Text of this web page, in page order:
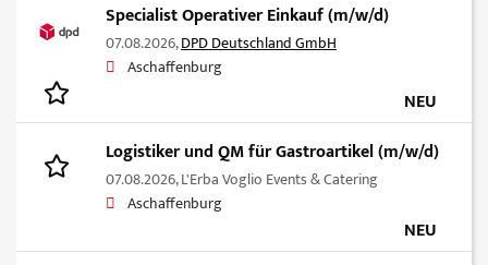
Specialist Operativer Einkauf (m/w/d)
07.08.2026,DPD Deutschland GmbH
Aschaffenburg
NEU
Logistiker und QM für Gastroartikel (m/w/d)
07.08.2026,L'Erba Voglio Events & Catering
Aschaffenburg
NEU